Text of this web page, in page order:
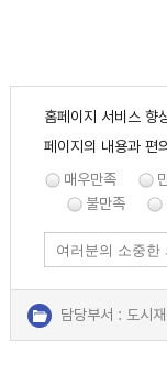
홈페이지 서비스 향
페이지의 내용과 편
매우만족
불만족
담당부서 : 도시